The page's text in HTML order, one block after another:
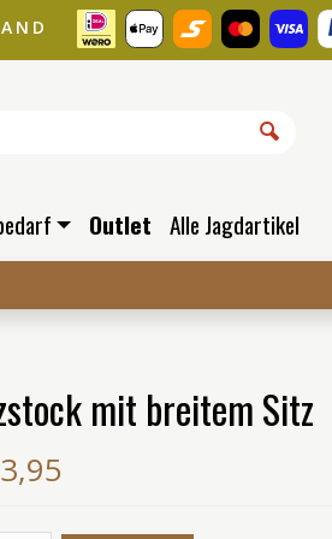
Outlet Alle Jagdartikel
mit breitem Sitz